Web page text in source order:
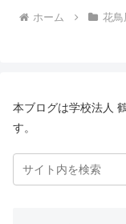
ホーム 花鳥
本ブログは学校法人
す。